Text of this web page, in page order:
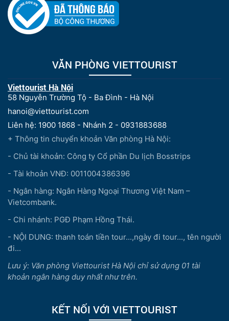
VĂN PHÒNG VIETTOURIST
Viettourist Hà Nội
58 Nguyễn Trường Tộ - Ba Đình - Hà Nội
hanoi@viettourist.com
Liên hệ: 1900 1868 - Nhánh 2 - 0931883688
+ Thông tin chuyển khoản Văn phòng Hà Nội:
- Chủ tài khoản: Công ty Cổ phần Du lịch Bosstrips
- Tài khoản VNĐ: 0011004386396
- Ngân hàng: Ngân Hàng Ngoại Thương Việt Nam –
Vietcombank.
- Chi nhánh: PGĐ Phạm Hồng Thái.
- NỘI DUNG: thanh toán tiền tour...,ngày đi tour..., tên người
đi...
Lưu ý: Văn phòng Viettourist Hà Nội chỉ sử dụng 01 tài
khoản ngân hàng duy nhất như trên.
KẾT NỐI VỚI VIETTOURIST